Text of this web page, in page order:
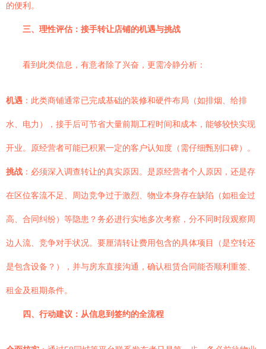
的便利。
三、理性评估：接手转让店铺的机遇与挑战
看到此类信息，有意者除了兴奋，更需冷静分析：
机遇 ：此类商铺通常已完成基础的装修和硬件布局（如排烟、给排
水、电力），接手后可节省大量前期工程时间和成本，能够较快实现
开业。原经营者可能已积累一定的客户认知度（需仔细甄别口碑）。
挑战 ：必须深入调查转让的真实原因。是原经营者个人原因，还是存
在区位客流不足、周边竞争过于激烈、物业本身存在缺陷（如租金过
高、合同纠纷）等隐患？务必进行实地多次考察，分不同时段观察周
边人流、竞争对手状况。要厘清转让费用包含的具体项目（是空转还
是包含设备？），并与房东直接沟通，确认租赁合同能否顺利重签、
租金及租期条件。
四、行动建议：从信息到签约的全流程